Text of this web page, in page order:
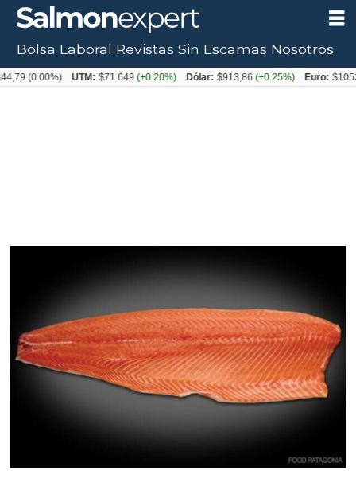
Bolsa Laboral Revistas Sin Escamas Nosotros
UTM: $71.649(+0.20%) Dólar: $913,86(+0.25%) Euro: $1053,08(-